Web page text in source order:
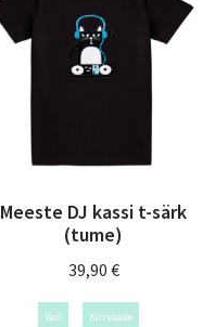
Meeste DJ kassi t-särk
(tume)
39,90 €
Vali Kiirvaade